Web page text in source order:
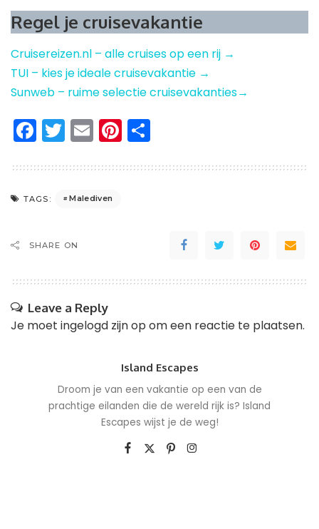
Regel je cruisevakantie
Cruisereizen.nl – alle cruises op een rij →
TUI – kies je ideale cruisevakantie →
Sunweb – ruime selectie cruisevakanties→
Facebook
Twitter
EmailPinterest
TAGS: Malediven
SHARE ON
Leave a Reply
Je moet ingelogd zijn op om een reactie te plaatsen.
Island Escapes
Droom je van een vakantie op een van de
prachtige eilanden die de wereld rijk is? Island
Escapes wijst je de weg!